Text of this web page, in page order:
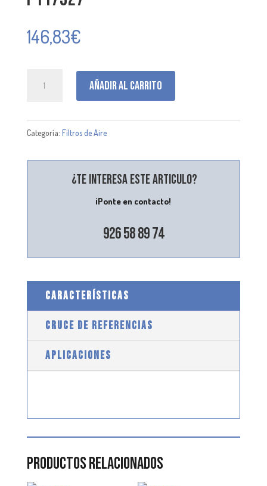
146,83€
Añadir al carrito
Categoría: Filtros de Aire
¿Te interesa este articulo?
¡Ponte en contacto!
926 58 89 74
CARACTERÍSTICAS
CRUCE DE REFERENCIAS
APLICACIONES
Productos relacionados